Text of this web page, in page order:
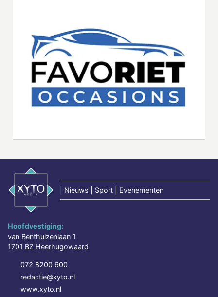
Nieuws | Sport | Evenementen
Hoofdvestiging:
van Benthuizenlaan 1
1701 BZ Heerhugowaard
072 8200 600
redactie@xyto.nl
www.xyto.nl